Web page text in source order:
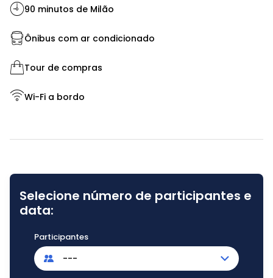
90 minutos de Milão
Ônibus com ar condicionado
Tour de compras
Wi-Fi a bordo
Selecione número de participantes e
data:
Participantes
---